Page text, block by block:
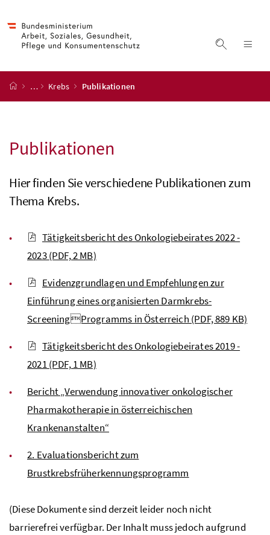
Suche
Startseite
… Krebs Publikationen
Publikationen
Hier finden Sie verschiedene Publikationen zum
Thema Krebs.
Tätigkeitsbericht des Onkologiebeirates 2022 -
2023(PDF, 2 MB)
Evidenzgrundlagen und Empfehlungen zur
Einführung eines organisierten Darmkrebs-
ScreeningProgramms in Österreich (PDF, 889 KB)
Tätigkeitsbericht des Onkologiebeirates 2019 -
2021(PDF, 1 MB)
Bericht „Verwendung innovativer onkologischer
Pharmakotherapie in österreichischen
Krankenanstalten“
2. Evaluationsbericht zum
Brustkrebsfrüherkennungsprogramm
(Diese Dokumente sind derzeit leider noch nicht
barrierefrei verfügbar. Der Inhalt muss jedoch aufgrund